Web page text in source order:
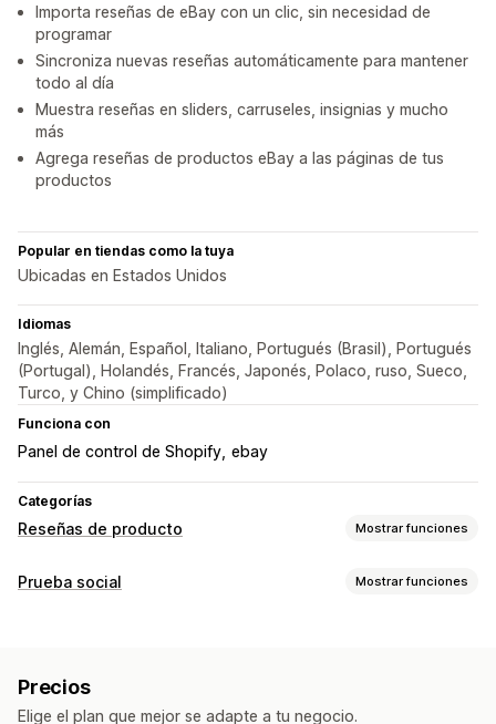
Importa reseñas de eBay con un clic, sin necesidad de
programar
Sincroniza nuevas reseñas automáticamente para mantener
todo al día
Muestra reseñas en sliders, carruseles, insignias y mucho
más
Agrega reseñas de productos eBay a las páginas de tus
productos
Popular en tiendas como la tuya
Ubicadas en Estados Unidos
Idiomas
Inglés, Alemán, Español, Italiano, Portugués (Brasil), Portugués
(Portugal), Holandés, Francés, Japonés, Polaco, ruso, Sueco,
Turco, y Chino (simplificado)
Funciona con
Panel de control de Shopify ebay
Categorías
Reseñas de producto Mostrar funciones
Opciones de muestra
Formas de recopilar reseñas
Prueba social Mostrar funciones
Precios
Elige el plan que mejor se adapte a tu negocio.